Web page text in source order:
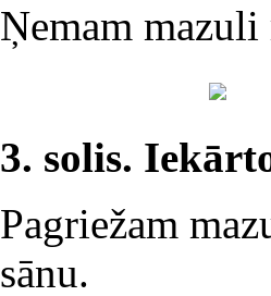
Ņemam
3. solis.
Pagriežam
sānu.